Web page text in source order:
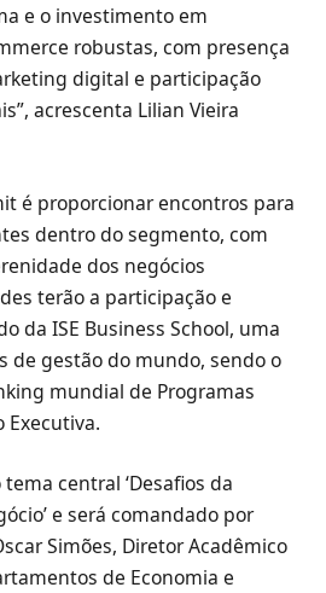
e o investimento em
robustas, com presença
digital e participação
acrescenta Lilian Vieira
é proporcionar encontros para
dentro do segmento, com
dos negócios
terão a participação e
da ISE Business School, uma
de gestão do mundo, sendo o
mundial de Programas
Executiva.
central ‘Desafios da
e será comandado por
Simões, Diretor Acadêmico
de Economia e